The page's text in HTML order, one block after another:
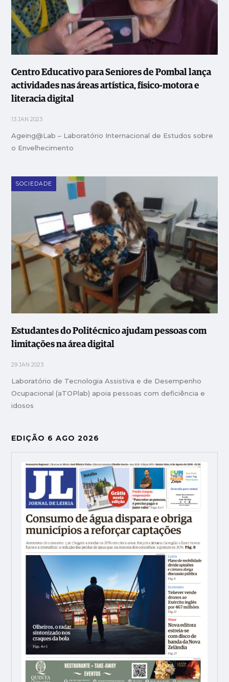
Centro Educativo para Seniores de Pombal lança
actividades nas áreas artística, físico-motora e
literacia digital
13 JAN 2023
Ageing@Lab – Laboratório Internacional de Estudos sobre
o Envelhecimento
SOCIEDADE
Estudantes do Politécnico ajudam pessoas com
limitações na área digital
29 JAN 2023
Laboratório de Tecnologia Assistiva e de Desempenho
Ocupacional (aTOPlab) apoia pessoas com deficiência e
idosos
EDIÇÃO 6 AGO 2026